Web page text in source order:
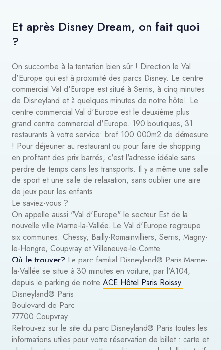
Et après Disney Dream, on fait quoi
?
On succombe à la tentation bien sûr ! Direction le Val
d'Europe qui est à proximité des parcs Disney. Le centre
commercial Val d'Europe est situé à Serris, à cinq minutes
de Disneyland et à quelques minutes de notre hôtel. Le
centre commercial Val d'Europe est le deuxième plus
grand centre commercial d'Europe. 190 boutiques, 31
restaurants à votre service: bref 100 000m2 de démesure
! Pour déjeuner au restaurant ou pour faire de shopping
en profitant des prix barrés, c'est l'adresse idéale sans
perdre de temps dans les transports. Il y a même une salle
de sport et une salle de relaxation, sans oublier une aire
de jeux pour les enfants.
Le saviez-vous ?
On appelle aussi "Val d'Europe" le secteur Est de la
nouvelle ville Marne-la-Vallée. Le Val d'Europe regroupe
six communes: Chessy, Bailly-Romainvilliers, Serris, Magny-
le-Hongre, Coupvray et Villeneuve-le-Comte.
Où le trouver? Le parc familial Disneyland® Paris Marne-
la-Vallée se situe à 30 minutes en voiture, par l'A104,
depuis le parking de notre ACE Hôtel Paris Roissy.
Disneyland® Paris
Boulevard de Parc
77700 Coupvray
Retrouvez sur le site du parc Disneyland® Paris toutes les
informations utiles pour votre réservation de billet : carte et